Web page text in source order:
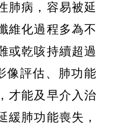
肺病，容易被延
維化過程多為不
或乾咳持續超過
像評估、肺功能
才能及早介入治
緩肺功能喪失，